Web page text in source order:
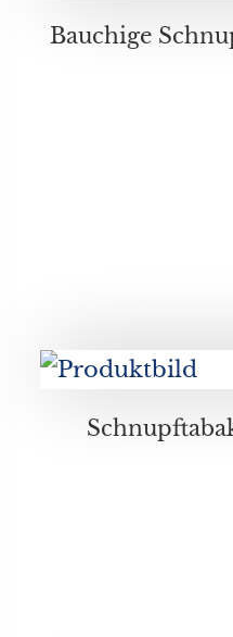
Bauchige